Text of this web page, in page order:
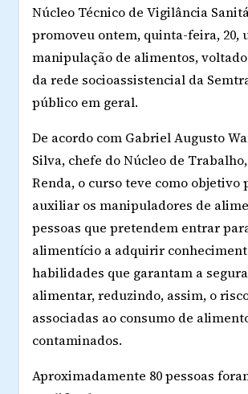
Núcleo Técnico de Vigilância
promoveu ontem, quinta-feira, 20,
manipulação de alimentos,
da rede socioassistencial da
público em geral.
De acordo com Gabriel Augusto
Silva, chefe do Núcleo de
Renda, o curso teve como objetivo
auxiliar os manipuladores de
pessoas que pretendem entrar
alimentício a adquirir
habilidades que garantam a
alimentar, reduzindo, assim, o
associadas ao consumo de
contaminados.
Aproximadamente 80 pessoas